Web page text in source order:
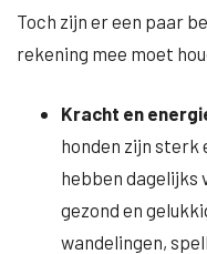
Toch zijn er een paar
rekening mee moet
Kracht en
honden zijn sterk
hebben dagelijks
gezond en
wandelingen,